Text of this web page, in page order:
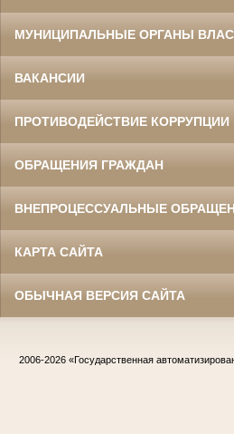
МУНИЦИПАЛЬНЫЕ ОРГАНЫ
ВАКАНСИИ
ПРОТИВОДЕЙСТВИЕ КОРРУПЦИИ
ОБРАЩЕНИЯ ГРАЖДАН
ВНЕПРОЦЕССУАЛЬНЫЕ
КАРТА САЙТА
ОБЫЧНАЯ ВЕРСИЯ САЙТА
2006-2026 «Государственная